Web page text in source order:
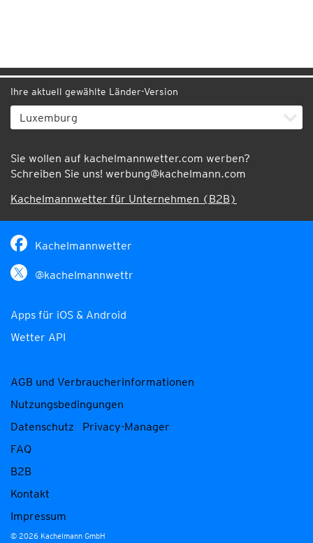
Ihre aktuell gewählte Länder-Version
Sie wollen auf kachelmannwetter.com werben?
Schreiben Sie uns! werbung@kachelmann.com
Kachelmannwetter für Unternehmen (B2B)
Kachelmannwetter
@kachelmannwettr
Apps für iOS & Android
Wetter API
AGB und Verbraucherinformationen
Nutzungsbedingungen
Datenschutz
Privacy-Manager
FAQ
B2B
Kontakt
Impressum
© 2026 Kachelmann GmbH